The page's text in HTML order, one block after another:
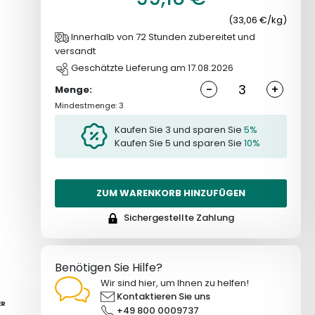
(33,06 €/kg)
Innerhalb von 72 Stunden zubereitet und
versandt
Geschätzte Lieferung am 17.08.2026
Menge:
- +
Mindestmenge: 3
Kaufen Sie 3 und sparen Sie5%
Kaufen Sie 5 und sparen Sie10%
ZUM WARENKORB HINZUFÜGEN
Sichergestellte Zahlung
Benötigen Sie Hilfe?
Wir sind hier, um Ihnen zu helfen!
Kontaktieren Sie uns
+49 800 0009737